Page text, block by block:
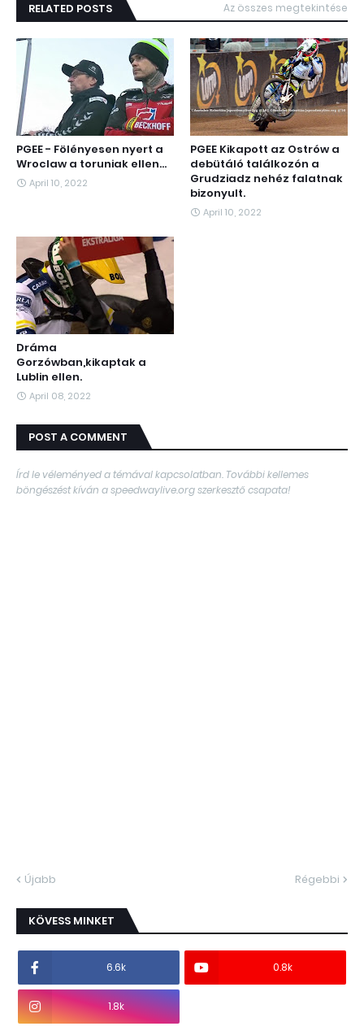
RELATED POSTS Az összes megtekintése
PGEE - Fölényesen nyert a
Wroclaw a toruniak ellen...
April 10, 2022
PGEE Kikapott az Ostrów a
debütáló találkozón a
Grudziadz nehéz falatnak
bizonyult.
April 10, 2022
Dráma
Gorzówban,kikaptak a
Lublin ellen.
April 08, 2022
POST A COMMENT
Írd le véleményed a témával kapcsolatban. További kellemes
böngészést kíván a speedwaylive.org szerkesztő csapata!
Újabb Régebbi
KÖVESS MINKET
6.6k 0.8k
1.8k